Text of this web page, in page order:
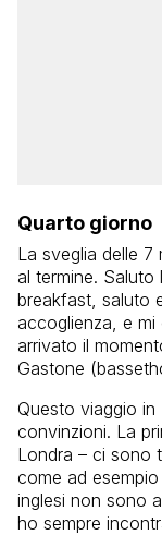
Quarto giorno
La sveglia delle 7
al termine. Saluto
breakfast, saluto
accoglienza, e
arrivato il
Gastone
Questo viaggio
convinzioni. La
Londra – ci sono
come ad
inglesi non sono
ho sempre